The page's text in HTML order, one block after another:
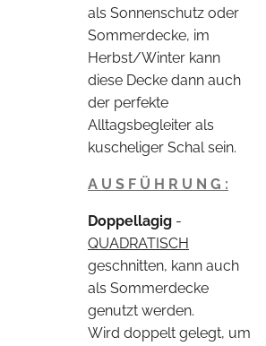
als Sonnenschutz oder
Sommerdecke, im
Herbst/Winter kann
diese Decke dann auch
der perfekte
Alltagsbegleiter als
kuscheliger Schal sein.
A U S F Ü H R U N G :
Doppellagig -
QUADRATISCH
geschnitten, kann auch
als Sommerdecke
genutzt werden.
Wird doppelt gelegt, um